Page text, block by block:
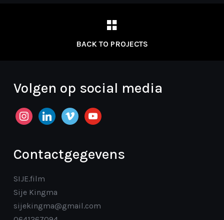
BACK TO PROJECTS
Volgen op social media
instagramlinkedinvimeo youtube
Contactgegevens
SIJE.film
Sije Kingma
sijekingma@gmail.com